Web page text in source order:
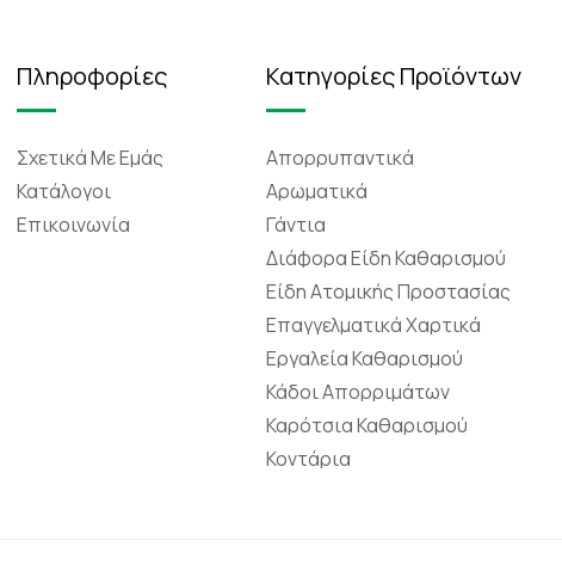
Πληροφορίες
Σχετικά Mε Eμάς
Κατάλογοι
Επικοινωνία
Κατηγορίες Προϊόντων
Απορρυπαντικά
Αρωματικά
Γάντια
Διάφορα Είδη Καθαρισμού
Είδη Ατομικής Προστασίας
Επαγγελματικά Χαρτικά
Εργαλεία Καθαρισμού
Κάδοι Απορριμάτων
Καρότσια Καθαρισμού
Κοντάρια